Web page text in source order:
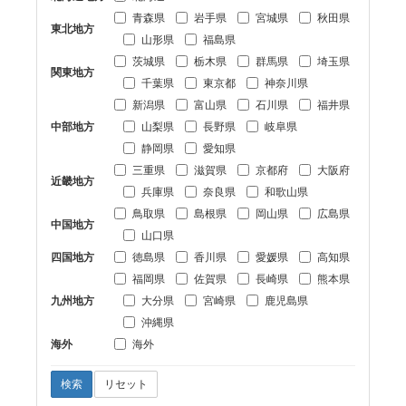
東北地方
青森県 岩手県 宮城県
秋田県
山形県
福島県
関東地方
茨城県 栃木県 群馬県
埼玉県
千葉県
東京都 神奈川県
中部地方
新潟県 富山県 石川県
福井県
山梨県
長野県
岐阜県
静岡県
愛知県
近畿地方
三重県 滋賀県 京都府
大阪府
兵庫県
奈良県 和歌山県
中国地方
鳥取県 島根県 岡山県
広島県
山口県
四国地方
徳島県 香川県 愛媛県 高知県
九州地方
福岡県 佐賀県 長崎県
熊本県
大分県
宮崎県
鹿児島県
沖縄県
海外
海外
検索 リセット